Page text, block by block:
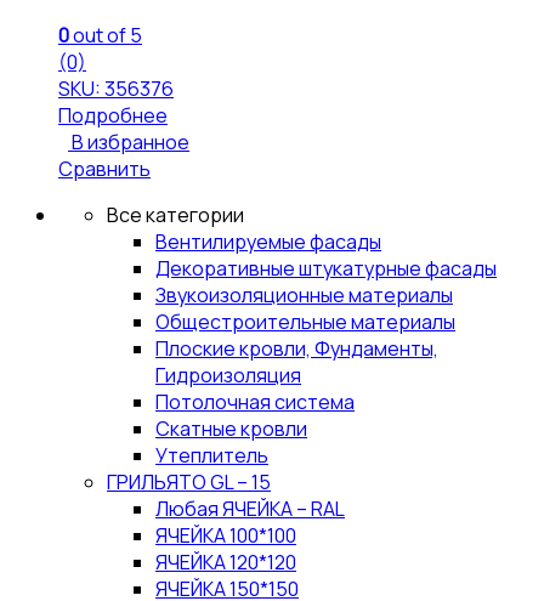
0out of 5
(0)
SKU: 356376
Подробнее
В избранное
Сравнить
Все категории
Вентилируемые фасады
Декоративные штукатурные фасады
Звукоизоляционные материалы
Общестроительные материалы
Плоские кровли, Фундаменты,
Гидроизоляция
Потолочная система
Скатные кровли
Утеплитель
ГРИЛЬЯТО GL – 15
Любая ЯЧЕЙКА – RAL
ЯЧЕЙКА 100*100
ЯЧЕЙКА 120*120
ЯЧЕЙКА 150*150